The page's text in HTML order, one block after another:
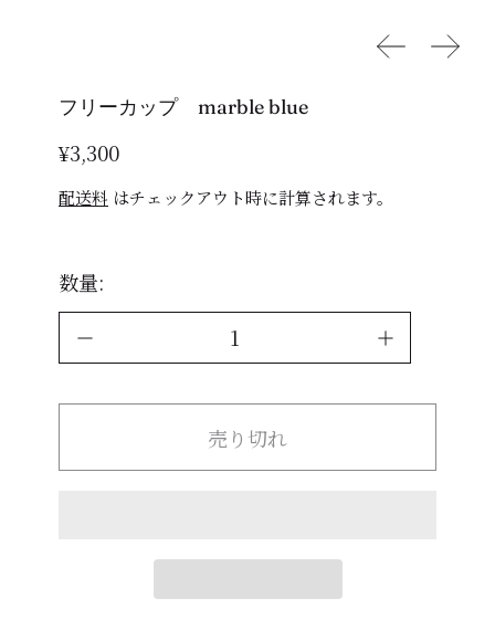
前へ 次へ
フリーカップ marble blue
通常価格
¥3,300
配送料 はチェックアウト時に計算されます。
数量:
売り切れ